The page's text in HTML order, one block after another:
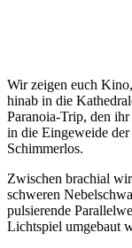
Wir zeigen euch
hinab in die
Paranoia-Trip, den
in die Eingeweide
Schimmerlos.
Zwischen brachial
schweren
pulsierende
Lichtspiel umgebaut